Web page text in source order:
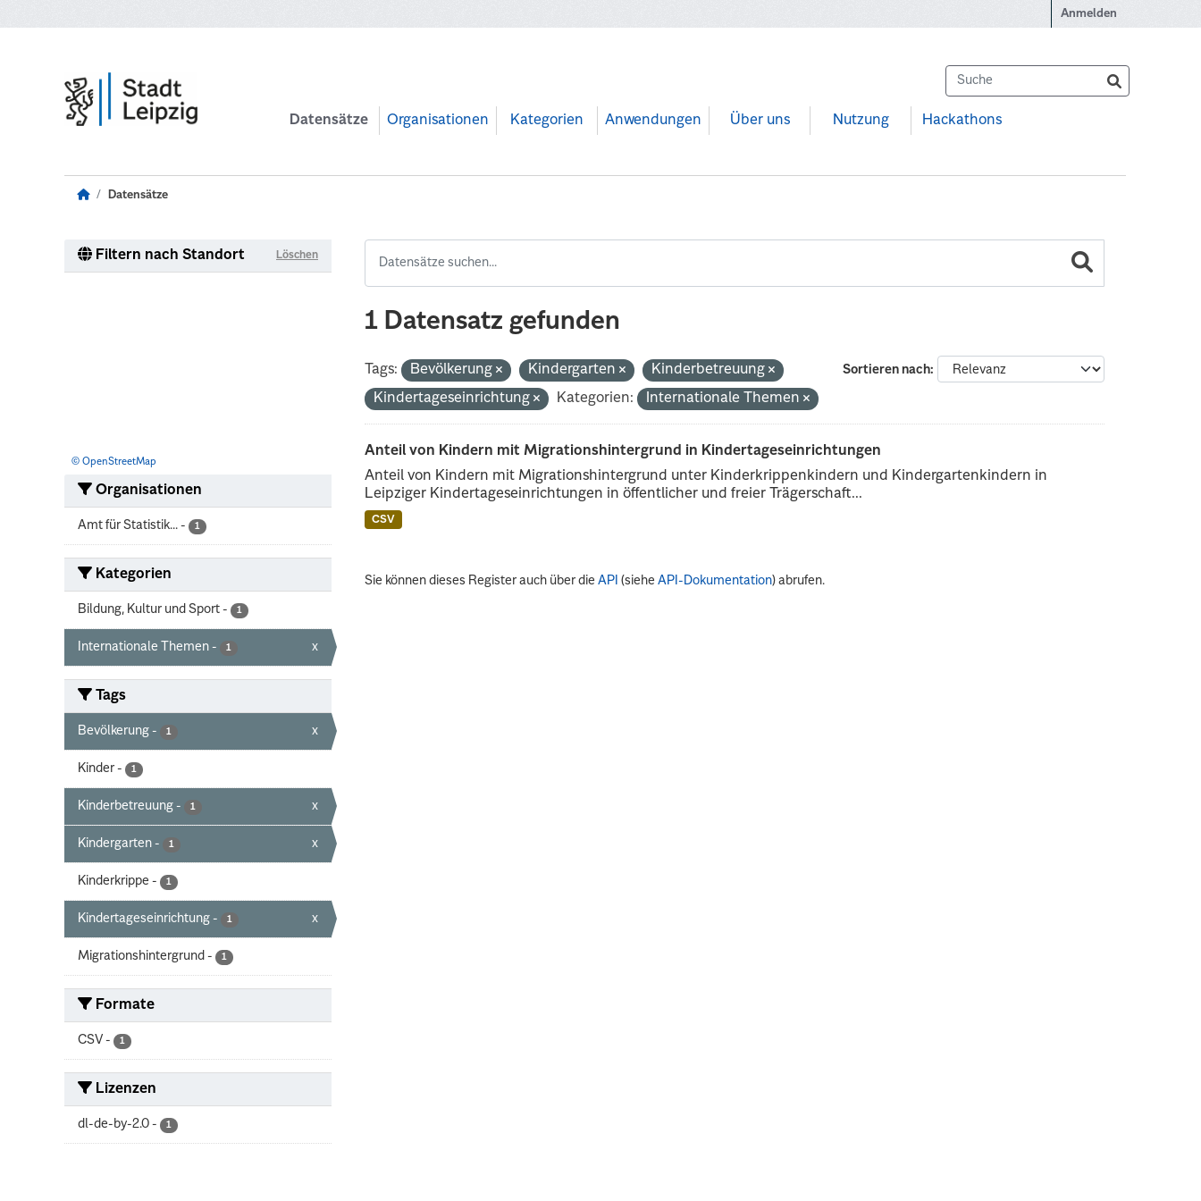
Anmelden
Datensätze Organisationen Kategorien Anwendungen Über uns Nutzung Hackathons
Datensätze
Filtern nach Standort Löschen
© OpenStreetMap
Organisationen
Amt für Statistik... - 1
Kategorien
Bildung, Kultur und Sport - 1
Internationale Themen - 1 x
Tags
Bevölkerung - 1 x
Kinder - 1
Kinderbetreuung - 1 x
Kindergarten - 1 x
Kinderkrippe - 1
Kindertageseinrichtung - 1 x
Migrationshintergrund - 1
Formate
CSV - 1
Lizenzen
dl-de-by-2.0 - 1
1 Datensatz gefunden
Sortieren nach
Tags: Bevölkerung Kindergarten
Kinderbetreuung
Kindertageseinrichtung
Kategorien: Internationale Themen
Anteil von Kindern mit Migrationshintergrund in Kindertageseinrichtungen
Anteil von Kindern mit Migrationshintergrund unter Kinderkrippenkindern und Kindergartenkindern in
Leipziger Kindertageseinrichtungen in öffentlicher und freier Trägerschaft...
CSV
Sie können dieses Register auch über dieAPI (sieheAPI-Dokumentation) abrufen.